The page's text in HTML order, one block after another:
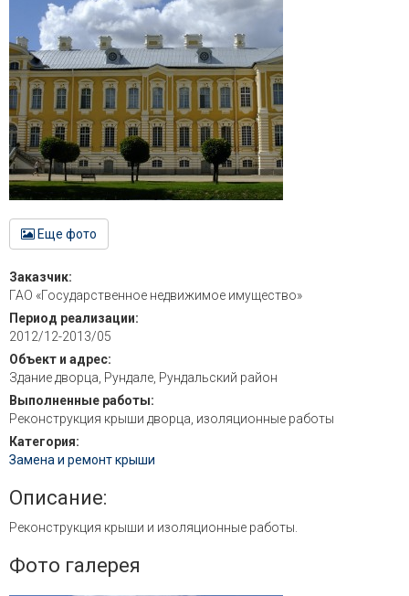
Еще фото
Заказчик:
ГАО «Государственное недвижимое имущество»
Период реализации:
2012/12-2013/05
Объект и адрес:
Здание дворца, Рундале, Рундальский район
Выполненные работы:
Реконструкция крыши дворца, изоляционные работы
Категория:
Замена и ремонт крыши
Описание:
Реконструкция крыши и изоляционные работы.
Фото галерея